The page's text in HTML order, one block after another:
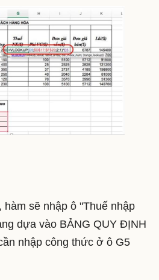
sẽ nhập ô "Thuế nhập
dựa vào BẢNG QUY ĐỊNH
nhập công thức ở ô G5